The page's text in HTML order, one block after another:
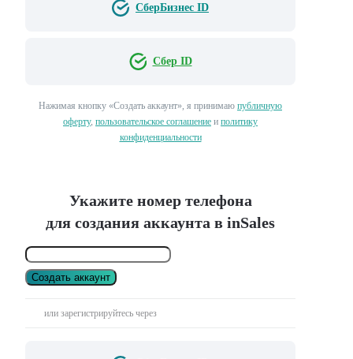
СберБизнес ID
Сбер ID
Нажимая кнопку «Создать аккаунт», я принимаю публичную
оферту, пользовательское соглашение и политику
конфиденциальности
Укажите номер телефона
для создания аккаунта в inSales
Создать аккаунт
или зарегистрируйтесь через